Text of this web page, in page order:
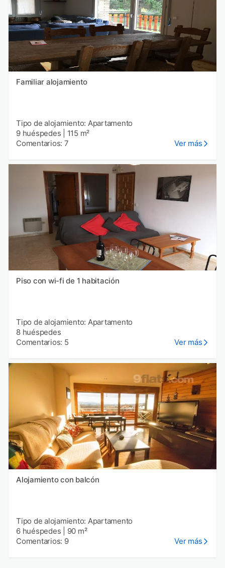
Familiar alojamiento
Tipo de alojamiento: Apartamento
9 huéspedes
115 m²
Comentarios: 7
Ver más
Piso con wi-fi de 1 habitación
Tipo de alojamiento: Apartamento
8 huéspedes
Comentarios: 5
Ver más
Alojamiento con balcón
Tipo de alojamiento: Apartamento
6 huéspedes
90 m²
Comentarios: 9
Ver más